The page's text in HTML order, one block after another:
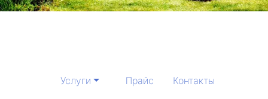
Услуги Прайс
Контакты